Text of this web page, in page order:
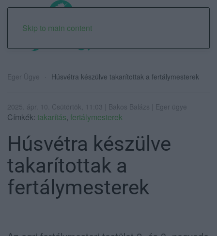
Skip to main content
Eger Ügye Húsvétra készülve takarítottak a fertálymesterek
2025. ápr. 10. Csütörtök, 11:03 | Bakos Balázs | Eger ügye
Címkék: takarítás, fertálymesterek
Húsvétra készülve
takarítottak a
fertálymesterek